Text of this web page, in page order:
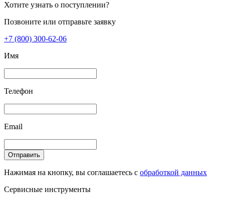
Хотите узнать о поступлении?
Позвоните или отправьте заявку
+7 (800) 300-62-06
Имя
Телефон
Email
Отправить
Нажимая на кнопку, вы соглашаетесь с обработкой данных
Сервисные инструменты